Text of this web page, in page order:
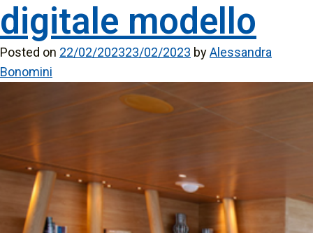
digitale modello
Posted on 22/02/202323/02/2023 byAlessandra
Bonomini